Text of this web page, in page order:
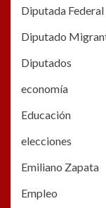
Diputada Federal
Diputado
Diputados
economía
Educación
elecciones
Emiliano Zapata
Empleo